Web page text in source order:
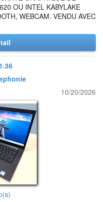
OU INTEL KABYLAKE
WEBCAM. VENDU AVEC
10/20/2026